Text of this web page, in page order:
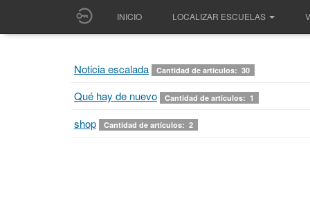
INICIO LOCALIZAR ESCUELAS
Noticia escalada Cantidad de artículos: 30
Qué hay de nuevo Cantidad de artículos: 1
shop Cantidad de artículos: 2